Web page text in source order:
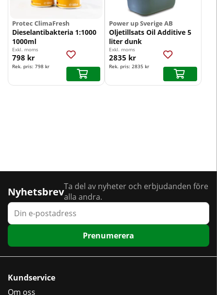
Protec ClimaFresh
Dieselantibakteria 1:1000
1000ml
Exkl. moms
798 kr
Rek. pris: 798 kr
Power up Sverige AB
Oljetillsats Oil Additive 5
liter dunk
Exkl. moms
2835 kr
Rek. pris: 2835 kr
NyhetsbrevTa del av nyheter och erbjudanden före
alla andra.
Prenumerera
Kundservice
Om oss